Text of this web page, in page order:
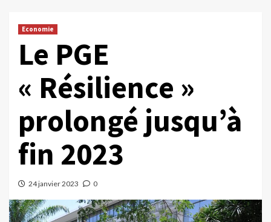
Economie
Le PGE
« Résilience »
prolongé jusqu’à
fin 2023
24 janvier 2023 0